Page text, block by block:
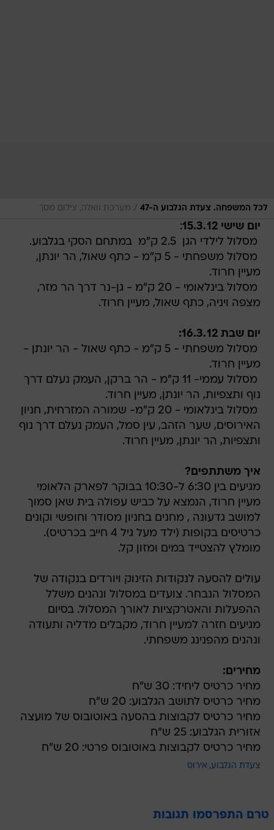
 מסלול לילדי הגן  2.5 ק"מ  במתחם הסקי בגלבוע.
מעיין חרוד.
 מסלול בינלאומי - 20 ק"מ - גן-נר דרך הר מזר,
מצפה ויניה, כתף שאול, מעיין חרוד.
יום שבת 16.3.12:
מעיין חרוד.
 מסלול עממי- 11 ק"מ - הר ברקן, העמק נעלם דרך
נוף ותצפיות, הר יונתן, מעיין חרוד.
 מסלול בינלאומי - 20 ק"מ- שמורה המזרחית, חניון
האירוסים, שער הזהב, עין סמל, העמק נעלם דרך נוף
ותצפיות, הר יונתן, מעיין חרוד.
איך משתתפים?
מעיין חרוד, הנמצא על כביש עפולה בית שאן סמוך
למושב גדעונה , מחנים בחניון מסודר וחופשי וקונים
כרטיסים בקופות (ילד מעל גיל 4 חייב בכרטיס).
מומלץ להצטייד במים ומזון קל.
עולים להסעה לנקודות הזינוק ויורדים בנקודה של
ההפעלות והאטרקציות לאורך המסלול. בסיום
מגיעים חזרה למעיין חרוד, מקבלים מדליה ותעודה
ונהנים מהפנינג משפחתי.
מחירים:
מחיר כרטיס לתושב הגלבוע: 20 ש"ח
מחיר כרטיס לקבוצות בהסעה באוטובוס של מועצה
אזורית הגלבוע: 25 ש"ח
מחיר כרטיס לקבוצות באוטובוס פרטי: 20 ש"ח
צעדת הגלבוע אירוס